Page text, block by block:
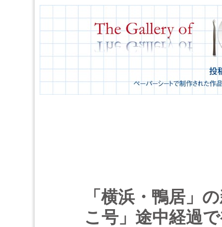
「横浜・鴨居」
こ号」途中経過